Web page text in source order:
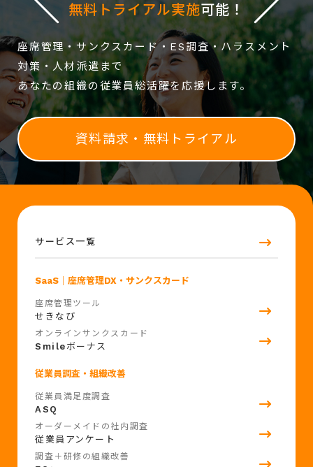
無料トライアル実施可能！
座席管理・サンクスカード・ES調査・ハラスメント
対策・人材派遣まで
あなたの組織の従業員総活躍を応援します。
資料請求・無料トライアル
サービス一覧
SaaS ｜座席管理DX・サンクスカード
座席管理ツール
せきなび
オンラインサンクスカード
Smile ボーナス
従業員調査・組織改善
従業員満足度調査
ASQ
オーダーメイドの社内調査
従業員アンケート
調査＋研修の組織改善